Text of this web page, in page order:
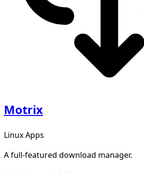
Motrix
Linux Apps
A full-featured download manager.